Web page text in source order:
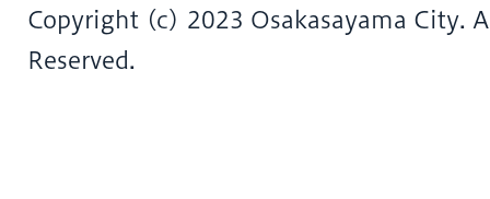
Copyright (c) 2023 Osakasayama City.
Reserved.